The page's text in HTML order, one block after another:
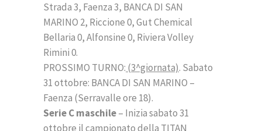
Strada 3, Faenza 3, BANCA DI SAN
MARINO 2, Riccione 0, Gut Chemical
Bellaria 0, Alfonsine 0, Riviera Volley
Rimini 0.
PROSSIMO TURNO: (3^giornata). Sabato
31 ottobre: BANCA DI SAN MARINO –
Faenza (Serravalle ore 18).
Serie C maschile– Inizia sabato 31
ottobre il campionato della TITAN